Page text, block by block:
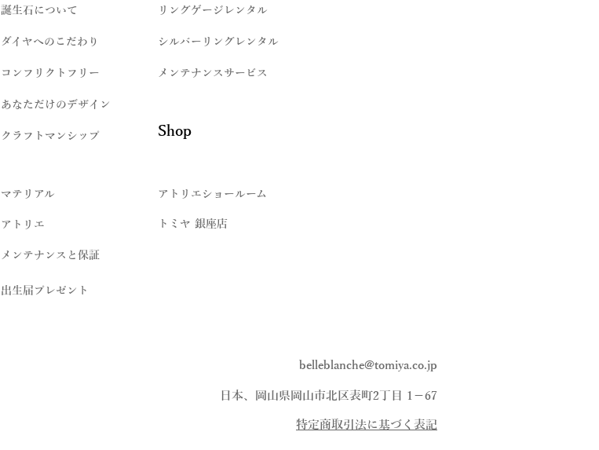
誕生石について
ダイヤへのこだわり
コンフリクトフリー
​あなただけのデザイン
クラフトマンシップ
マテリアル
アトリエ
メンテナンスと保証
出生届プレゼント
リングゲージレンタル
シルバーリングレンタル
メンテナンスサービス
Shop
アトリエショールーム
トミヤ 銀座店
belleblanche@tomiya.co.jp
日本、岡山県岡山市北区表町2丁目 1−67
​特定商取引法に基づく表記